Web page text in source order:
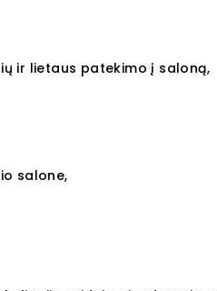
ir lietaus patekimo į saloną,
salone,